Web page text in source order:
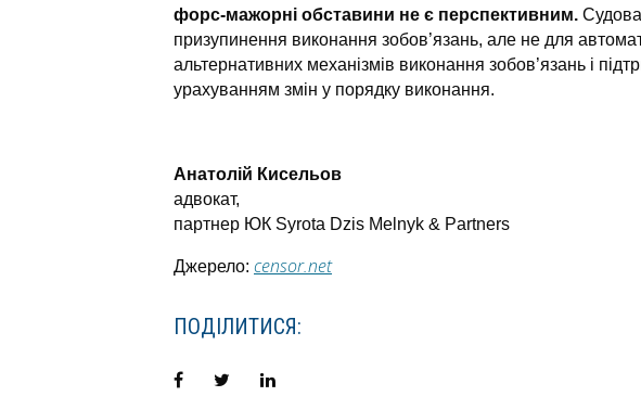
форс-мажорні обставини не є перспективним.
призупинення виконання зобов’язань, але не для
альтернативних механізмів виконання зобов’язань і
урахуванням змін у порядку виконання.
Анатолій Кисельов
адвокат,
партнер ЮК Syrota Dzis Melnyk & Partners
Джерело: censor.net
ПОДІЛИТИСЯ:
FacebookTwitterLinkedIn